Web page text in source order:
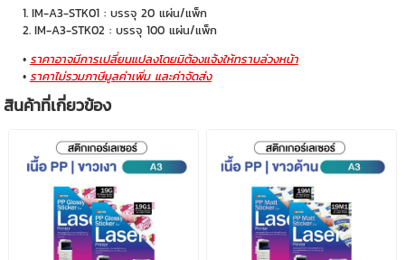
IM-A3-STK01 : บรรจุ 20 แผ่น/แพ็ก
IM-A3-STK02 : บรรจุ 100 แผ่น/แพ็ก
ราคาอาจมีการเปลี่ยนแปลงโดยมิต้องแจ้งให้ทราบล่วงหน้า
ราคาไม่รวมภาษีมูลค่าเพิ่ม และค่าจัดส่ง
สินค้าที่เกี่ยวข้อง